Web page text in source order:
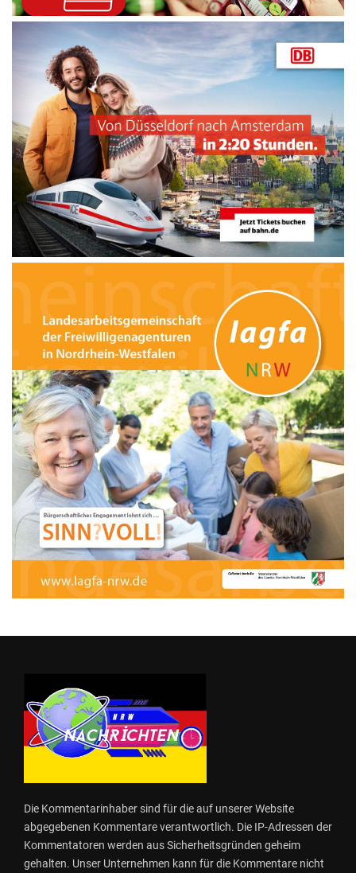
Die Kommentarinhaber sind für die auf unserer Website
abgegebenen Kommentare verantwortlich. Die IP-Adressen der
Kommentatoren werden aus Sicherheitsgründen geheim
gehalten. Unser Unternehmen kann für die Kommentare nicht